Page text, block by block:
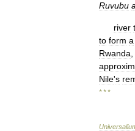
Ruvubu
river
to form a
Rwanda
Nile's
* * *